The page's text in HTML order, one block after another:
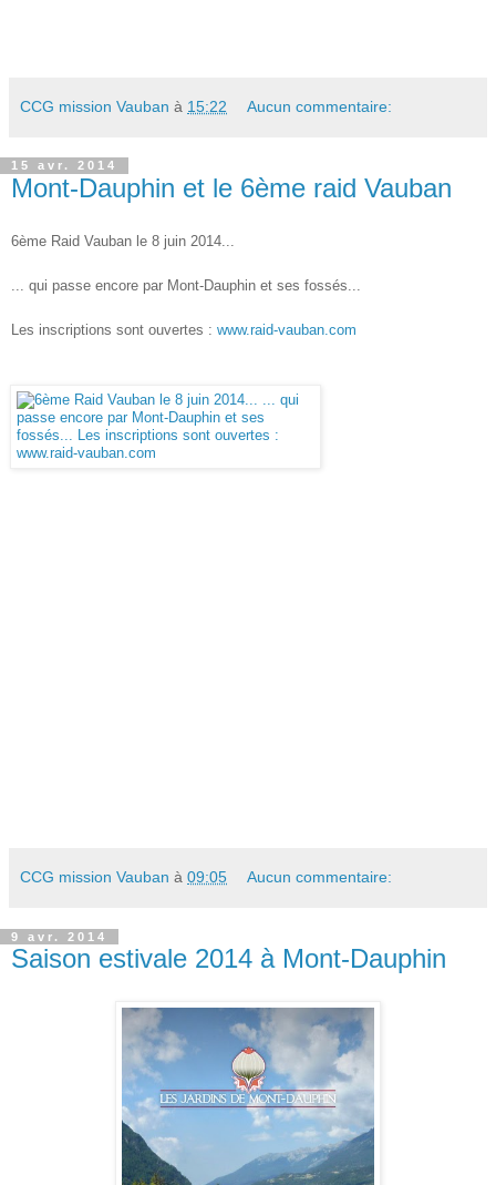
CCG mission Vauban à 15:22 Aucun commentaire:
15 avr. 2014
Mont-Dauphin et le 6ème raid Vauban
6ème Raid Vauban le 8 juin 2014...
... qui passe encore par Mont-Dauphin et ses fossés...
Les inscriptions sont ouvertes : www.raid-vauban.com
CCG mission Vauban à 09:05 Aucun commentaire:
9 avr. 2014
Saison estivale 2014 à Mont-Dauphin